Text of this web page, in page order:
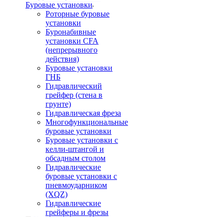
Буровые установки
Роторные буровые
установки
Буронабивные
установки CFA
(непрерывного
действия)
Буровые установки
ГНБ
Гидравлический
грейфер (стена в
грунте)
Гидравлическая фреза
Многофункциональные
буровые установки
Буровые установки с
келли-штангой и
обсадным столом
Гидравлические
буровые установки с
пневмоударником
(XQZ)
Гидравлические
грейферы и фрезы